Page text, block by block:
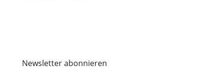
Newsletter abonnieren